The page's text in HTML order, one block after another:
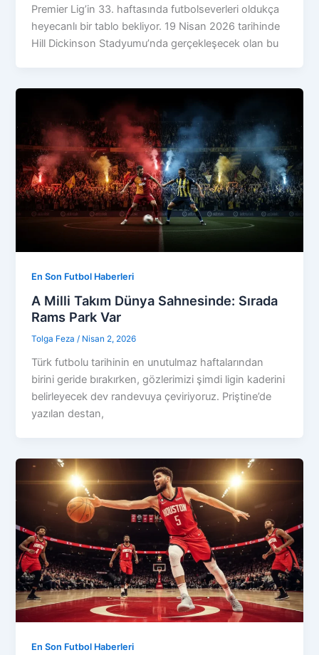
Premier Lig’in 33. haftasında futbolseverleri oldukça
heyecanlı bir tablo bekliyor. 19 Nisan 2026 tarihinde
Hill Dickinson Stadyumu’nda gerçekleşecek olan bu
En Son Futbol Haberleri
A Milli Takım Dünya Sahnesinde: Sırada
Rams Park Var
Tolga Feza/ Nisan 2, 2026
Türk futbolu tarihinin en unutulmaz haftalarından
birini geride bırakırken, gözlerimizi şimdi ligin kaderini
belirleyecek dev randevuya çeviriyoruz. Priştine’de
yazılan destan,
En Son Futbol Haberleri